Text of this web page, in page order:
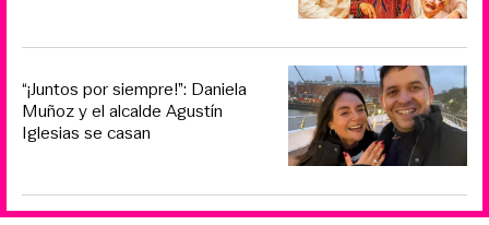
“¡Juntos por siempre!”: Daniela
Muñoz y el alcalde Agustín
Iglesias se casan